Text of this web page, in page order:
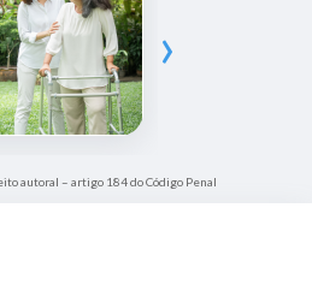
›
autoral – artigo 184 do Código Penal